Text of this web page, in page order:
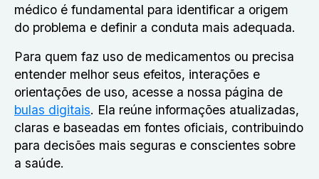
médico é fundamental para identificar a origem
do problema e definir a conduta mais adequada.
Para quem faz uso de medicamentos ou precisa
entender melhor seus efeitos, interações e
orientações de uso, acesse a nossa página de
bulas digitais. Ela reúne informações atualizadas,
claras e baseadas em fontes oficiais, contribuindo
para decisões mais seguras e conscientes sobre
a saúde.